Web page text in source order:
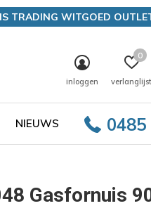
NIEUWS
inloggen verlanglijst
0
TRADING WITGOED
Gasfornuis